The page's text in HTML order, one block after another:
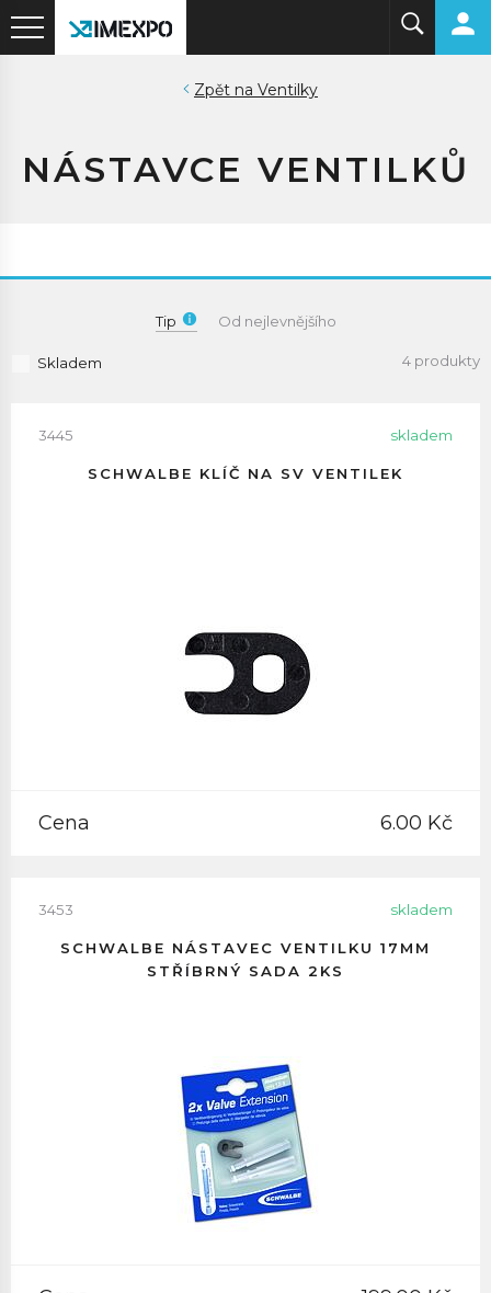
Ventilky
NÁSTAVCE VENTILKŮ
Tip Od nejlevnějšího
Skladem 4 produkty
3445 skladem
SCHWALBE KLÍČ NA SV VENTILEK
Cena 6.00 Kč
3453 skladem
SCHWALBE NÁSTAVEC VENTILKU 17MM
STŘÍBRNÝ SADA 2KS